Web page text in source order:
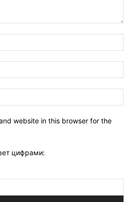
website in this browser for the
цифрами: